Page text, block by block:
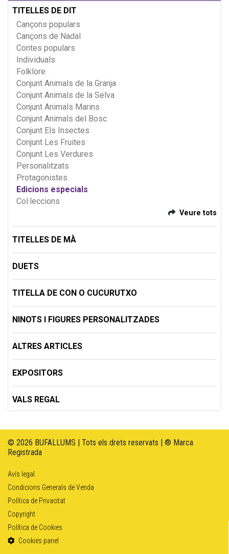
TITELLES DE DIT
Cançons populars
Cançons de Nadal
Contes populars
Individuals
Folklore
Conjunt Animals de la Granja
Conjunt Animals de la Selva
Conjunt Animals Marins
Conjunt Animals del Bosc
Conjunt Els Insectes
Conjunt Les Fruites
Conjunt Les Verdures
Personalitzats
Protagonistes
Edicions especials
Col·leccions
Veure tots
TITELLES DE MÀ
DUETS
TITELLA DE CON O CUCURUTXO
NINOTS I FIGURES PERSONALITZADES
ALTRES ARTICLES
EXPOSITORS
VALS REGAL
© 2026 BUFALLUMS | Tots els drets reservats | ® Marca
Registrada
Avís legal
Condicions Generals de Venda
Política de Privacitat
Copyright
Política de Cookies
Cookies panel